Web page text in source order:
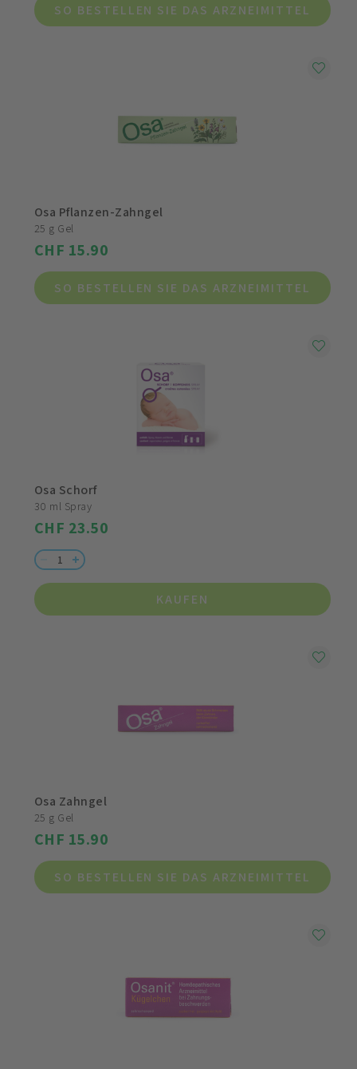
SO BESTELLEN SIE DAS ARZNEIMITTEL
Osa Pflanzen-Zahngel
25 g Gel
CHF 15.90
SO BESTELLEN SIE DAS ARZNEIMITTEL
Osa Schorf
30 ml Spray
CHF 23.50
KAUFEN
Osa Zahngel
25 g Gel
CHF 15.90
SO BESTELLEN SIE DAS ARZNEIMITTEL